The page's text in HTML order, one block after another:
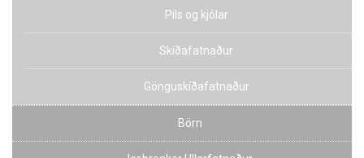
Pils og kjólar
Skíðafatnaður
Gönguskíðafatnaður
Börn